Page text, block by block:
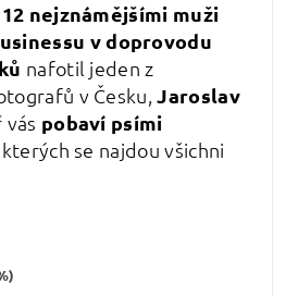
12 nejznámějšími muži
v doprovodu
nafotil jeden z
v Česku,Jaroslav
vás pobaví psími
se najdou všichni